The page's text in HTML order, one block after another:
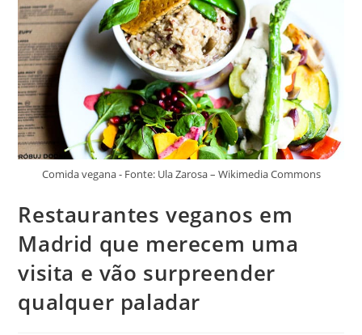
Comida vegana - Fonte: Ula Zarosa – Wikimedia Commons
Restaurantes veganos em
Madrid que merecem uma
visita e vão surpreender
qualquer paladar